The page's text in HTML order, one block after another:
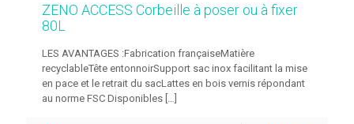
ZENO ACCESS Corbeille à poser ou à fixer
80L
LES AVANTAGES :Fabrication françaiseMatière
recyclableTête entonnoirSupport sac inox facilitant la mise
en pace et le retrait du sacLattes en bois vernis répondant
au norme FSC Disponibles […]